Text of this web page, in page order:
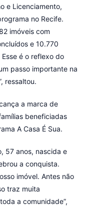
e Licenciamento,
no Recife.
imóveis com
e 10.770
é o reflexo do
passo importante na
ressaltou.
a marca de
beneficiadas
A Casa É Sua.
57 anos, nascida e
a conquista.
imóvel. Antes não
traz muita
a comunidade”,